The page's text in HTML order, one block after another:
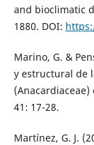
and bioclimatic
1880. DOI:
Marino, G. &
y estructural de
41: 17-28.
Martínez, G. J.